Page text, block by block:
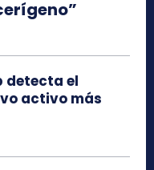
detecta el
activo más